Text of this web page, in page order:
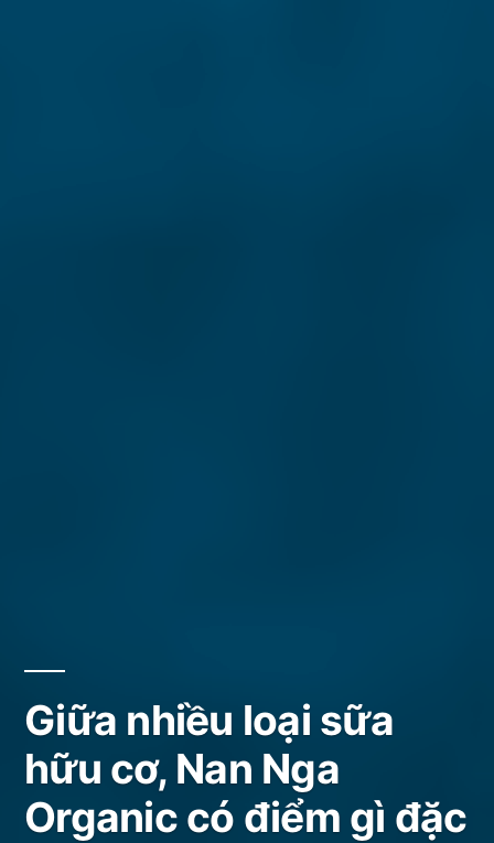
Giữa nhiều loại sữa
hữu cơ, Nan Nga
Organic có điểm gì đặc